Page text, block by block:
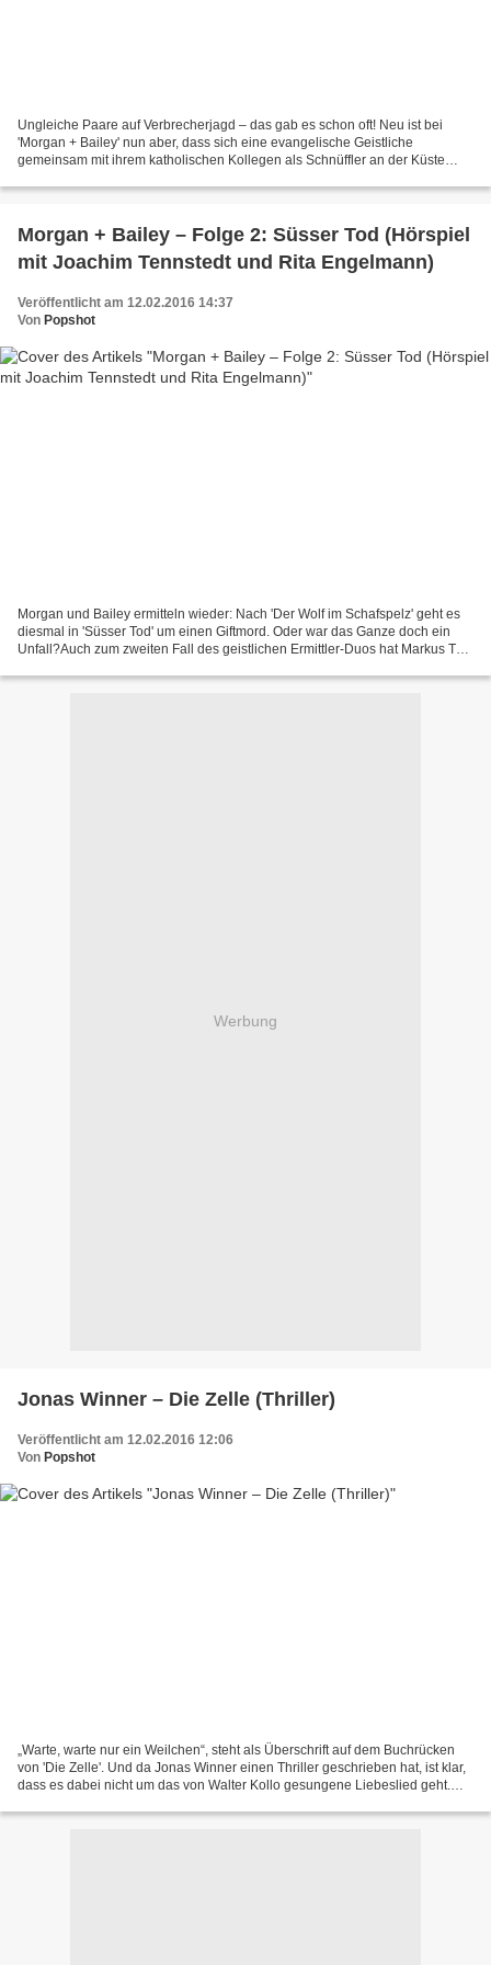
Ungleiche Paare auf Verbrecherjagd – das gab es schon oft! Neu ist bei
'Morgan + Bailey' nun aber, dass sich eine evangelische Geistliche
gemeinsam mit ihrem katholischen Kollegen als Schnüffler an der Küste
Morgan + Bailey – Folge 2: Süsser Tod (Hörspiel
mit Joachim Tennstedt und Rita Engelmann)
Veröffentlicht am 12.02.2016 14:37
Von Popshot
Morgan und Bailey ermitteln wieder: Nach 'Der Wolf im Schafspelz' geht es
diesmal in 'Süsser Tod' um einen Giftmord. Oder war das Ganze doch ein
Unfall?Auch zum zweiten Fall des geistlichen Ermittler-Duos hat Markus Topf
Werbung
Jonas Winner – Die Zelle (Thriller)
Veröffentlicht am 12.02.2016 12:06
Von Popshot
„Warte, warte nur ein Weilchen“, steht als Überschrift auf dem Buchrücken
von 'Die Zelle'. Und da Jonas Winner einen Thriller geschrieben hat, ist klar,
dass es dabei nicht um das von Walter Kollo gesungene Liebeslied geht.